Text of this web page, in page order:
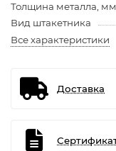
Толщина металла, мм
Вид штакетника
Все характеристики
Доставка